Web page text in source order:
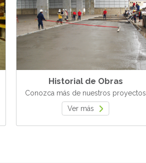
Historial de Obras
Conozca más de nuestros proyectos
Ver más